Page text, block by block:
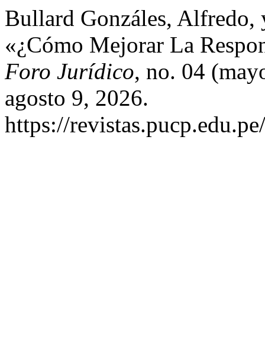
Bullard Gonzáles, Alfredo,
«¿Cómo Mejorar La
Foro Jurídico, no. 04
agosto 9, 2026.
https://